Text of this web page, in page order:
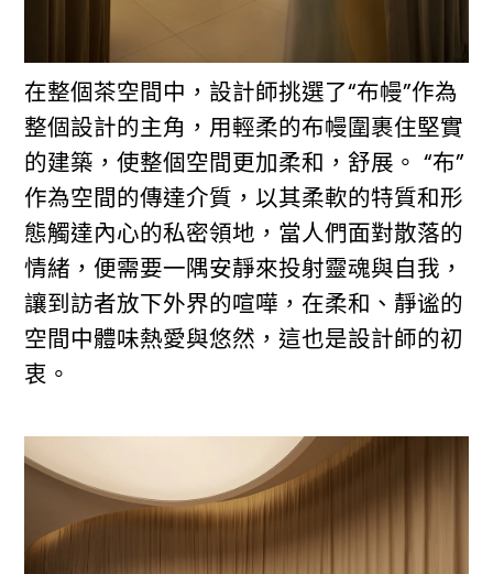
在整個茶空間中，設計師挑選了“布幔”作為
整個設計的主角，用輕柔的布幔圍裹住堅實
的建築，使整個空間更加柔和，舒展。 “布”
作為空間的傳達介質，以其柔軟的特質和形
態觸達內心的私密領地，當人們面對散落的
情緒，便需要一隅安靜來投射靈魂與自我，
讓到訪者放下外界的喧嘩，在柔和、靜谧的
空間中體味熱愛與悠然，這也是設計師的初
衷。